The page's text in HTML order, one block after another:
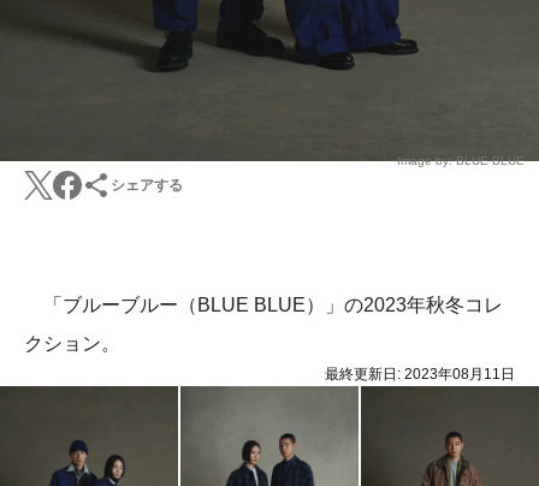
Image by: BLUE BLUE
シェアする
「ブルーブルー（BLUE BLUE）」の2023年秋冬コレ
クション。
最終更新日: 2023年08月11日